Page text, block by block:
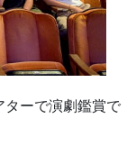
ーで演劇鑑賞で